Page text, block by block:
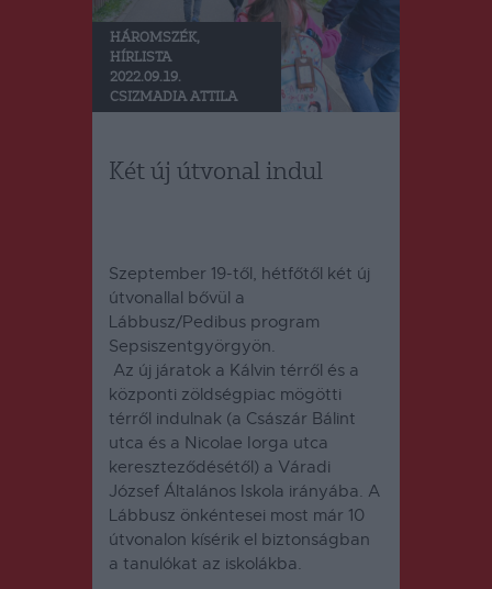
HÁROMSZÉK,
HÍRLISTA
2022.09.19.
CSIZMADIA ATTILA
Két új útvonal indul
Szeptember 19-től, hétfőtől két új
útvonallal bővül a
Lábbusz/Pedibus program
Sepsiszentgyörgyön.
Az új járatok a Kálvin térről és a
központi zöldségpiac mögötti
térről indulnak (a Császár Bálint
utca és a Nicolae Iorga utca
kereszteződésétől) a Váradi
József Általános Iskola irányába. A
Lábbusz önkéntesei most már 10
útvonalon kísérik el biztonságban
a tanulókat az iskolákba.